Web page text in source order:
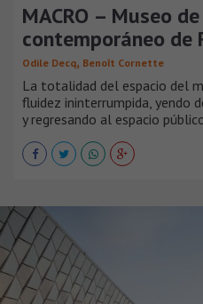
MACRO – Museo
contemporáneo de
Odile Decq, Benoît Cornette
La totalidad del espacio del
fluidez ininterrumpida, yendo
y regresando al espacio